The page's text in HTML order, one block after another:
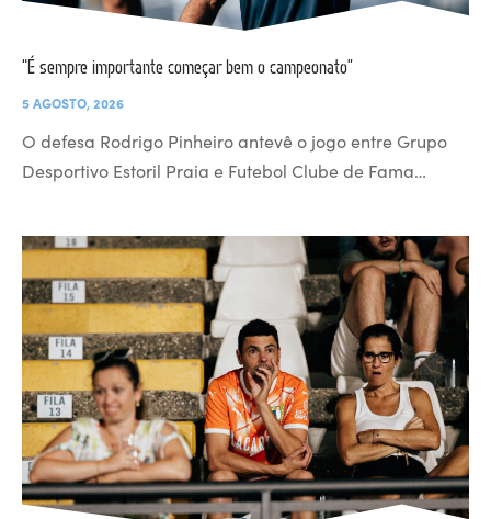
“É sempre importante começar bem o campeonato”
5 AGOSTO, 2026
O defesa Rodrigo Pinheiro antevê o jogo entre Grupo
Desportivo Estoril Praia e Futebol Clube de Fama…